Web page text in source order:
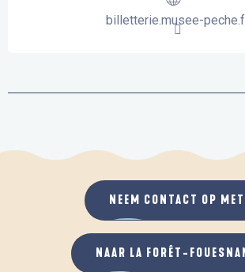
billetterie.musee-
NEEM CONTACT OP MET
NAAR LA FORÊT-